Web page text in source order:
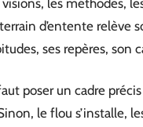
les méthodes,
d’entente relève
ses repères, son
poser un cadre
le flou s’installe,